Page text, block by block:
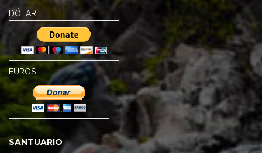
DÓLAR
EUROS
SANTUARIO